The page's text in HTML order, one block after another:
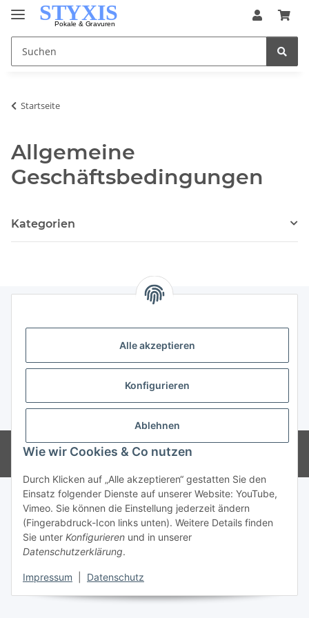
Alle akzeptieren
Konfigurieren
Ablehnen
Wie wir Cookies & Co nutzen
Durch Klicken auf „Alle akzeptieren“ gestatten Sie den
Einsatz folgender Dienste auf unserer Website: YouTube,
Vimeo. Sie können die Einstellung jederzeit ändern
(Fingerabdruck-Icon links unten). Weitere Details finden
Sie unter Konfigurieren und in unserer
Datenschutzerklärung.
Impressum Datenschutz
Startseite
Allgemeine
Geschäftsbedingungen
Kategorien
* Alle Preise inkl. gesetzlicher USt., zzgl.Versand
Besucherzähler: 56628
Powered byJTL-Shop